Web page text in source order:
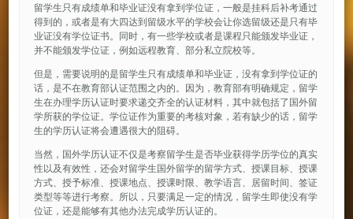
留学生只有成绩单和毕业证没有拿到学位证，一般是挂科后补考通过
得到的，或者是有大四达到留级水平的学校会让你选留级还是只有毕
业证没有学位证书。同时，有一些学校或者是课程只能颁发毕业证，
并不能颁发学位证，例如远程教育、部分私立院校等。
但是，需要说明的是留学生只有成绩单和毕业证，没有拿到学位证的
话，是不在教育部认证范围之内的。因为，教育部有明确规定，留学
生在办理学历认证时要求递交齐全的认证材料，其中就包括了国外留
学所获的学位证。学位证作为重要的考核对象，若有缺少的话，留学
生的学历认证将会遭遇很大的阻碍。
当然，国外学历认证不仅是考察留学生是否毕业获得学历学位的真实
性以及有效性，还会对留学生国外留学的留学方式、授课目标、授课
方式、授予标准、授课地点、授课时限、教学语言、居留时间、签证
类型等等进行考察。所以，只要满足一定的情况，留学生即使没有学
位证，还是能够有其他办法完成学历认证的。